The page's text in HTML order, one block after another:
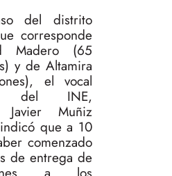
del distrito
corresponde
Madero (65
y de Altamira
el vocal
del INE,
Javier Muñiz
que a 10
comenzado
de entrega de